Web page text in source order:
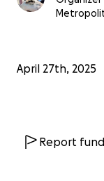
penseremo
sarete al nostro
April 27th, 2025
Report